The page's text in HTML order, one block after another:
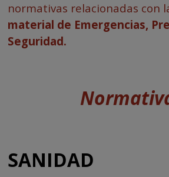
normativas relacionadas con
material de Emergencias,
Seguridad.
SANIDAD